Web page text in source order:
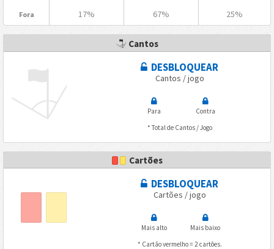
Fora 17% 67% 25%
Cantos
DESBLOQUEAR
Cantos / jogo
Para
Contra
* Total de Cantos / Jogo
Cartões
DESBLOQUEAR
Cartões / jogo
Mais alto
Mais baixo
* Cartão vermelho = 2 cartões.